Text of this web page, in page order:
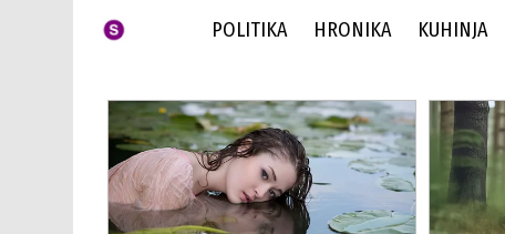
POLITIKA HRONIKA KUHINJA